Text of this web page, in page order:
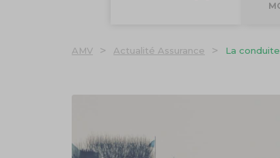
AMV > Actualité Assurance > La